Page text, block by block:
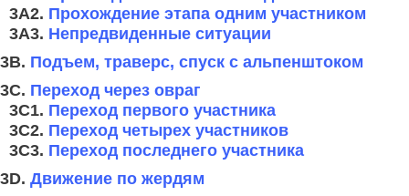
3A2. Прохождение этапа одним участником
3A3. Непредвиденные ситуации
3B. Подъем, траверс, спуск с альпенштоком
3C. Переход через овраг
3C1. Переход первого участника
3C2. Переход четырех участников
3C3. Переход последнего участника
3D. Движение по жердям